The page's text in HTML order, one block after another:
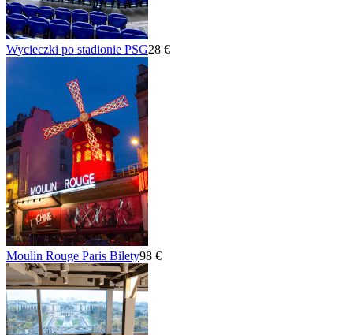
Wycieczki po stadionie PSG28 €
Moulin Rouge Paris Bilety98 €